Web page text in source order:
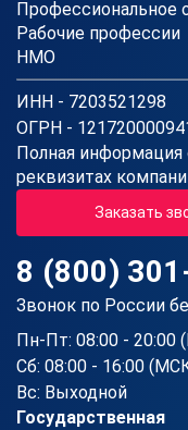
Профессиональное
Рабочие профессии
НМО
ИНН - 7203521298
ОГРН -
Полная информация
реквизитах
Заказать
8 (800)
Звонок по России
Пн-Пт: 08:00 - 20:00
Сб: 08:00 - 16:00
Вс: Выходной
Государственная